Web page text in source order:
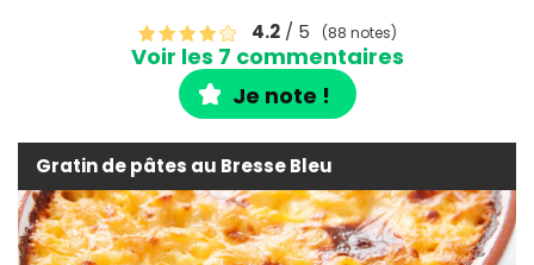
4.2/ 5 (88 notes)
Voir les 7 commentaires
Je note !
Gratin de pâtes au Bresse Bleu